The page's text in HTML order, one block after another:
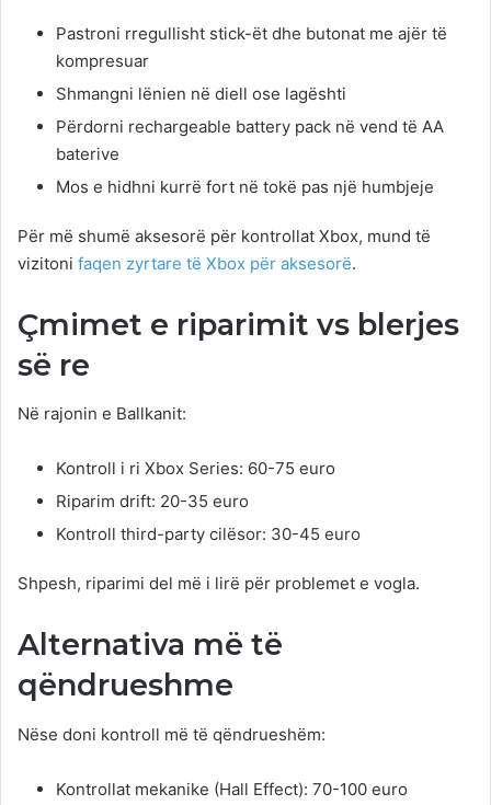
Pastroni rregullisht stick-ët dhe butonat me ajër të
kompresuar
Shmangni lënien në diell ose lagështi
Përdorni rechargeable battery pack në vend të AA
baterive
Mos e hidhni kurrë fort në tokë pas një humbjeje
Për më shumë aksesorë për kontrollat Xbox, mund të
vizitoni faqen zyrtare të Xbox për aksesorë.
Çmimet e riparimit vs blerjes
së re
Në rajonin e Ballkanit:
Kontroll i ri Xbox Series: 60-75 euro
Riparim drift: 20-35 euro
Kontroll third-party cilësor: 30-45 euro
Shpesh, riparimi del më i lirë për problemet e vogla.
Alternativa më të
qëndrueshme
Nëse doni kontroll më të qëndrueshëm:
Kontrollat mekanike (Hall Effect): 70-100 euro